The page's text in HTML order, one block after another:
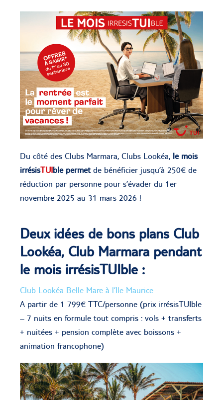
Du côté des Clubs Marmara, Clubs Lookéa, le mois
irrésisTUIble permetde bénéficier jusqu’à 250€ de
réduction par personne pour s’évader du 1er
novembre 2025 au 31 mars 2026 !
Deux idées de bons plans Club
Lookéa, Club Marmara pendant
le mois irrésisTUIble :
Club Lookéa Belle Mare à l’Ile Maurice
A partir de 1 799€ TTC/personne (prix irrésisTUIble
– 7 nuits en formule tout compris : vols + transferts
+ nuitées + pension complète avec boissons +
animation francophone)